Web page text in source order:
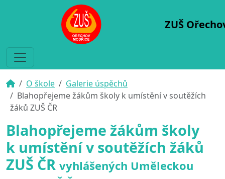
ZUŠ
O škole
Galerie úspěchů
Blahopřejeme žákům školy k umístění v soutěžích
žáků ZUŠ ČR
Blahopřejeme žákům školy
k umístění v soutěžích žáků
ZUŠ ČR vyhlášených Uměleckou